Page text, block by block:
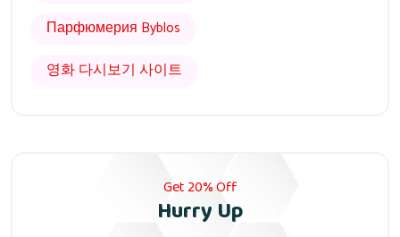
Парфюмерия Byblos
영화 다시보기 사이트
Get 20% Off
Hurry Up